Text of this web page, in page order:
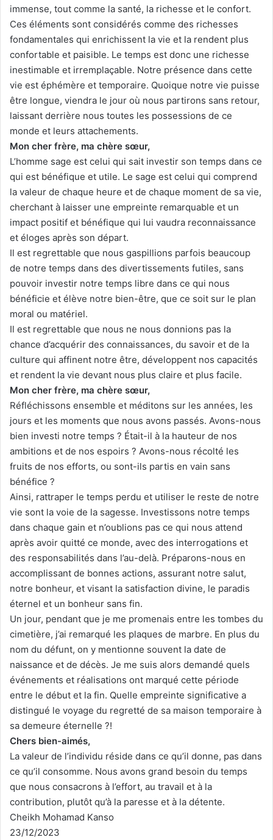
immense, tout comme la santé, la richesse et le confort.
Ces éléments sont considérés comme des richesses
fondamentales qui enrichissent la vie et la rendent plus
confortable et paisible. Le temps est donc une richesse
inestimable et irremplaçable. Notre présence dans cette
vie est éphémère et temporaire. Quoique notre vie puisse
être longue, viendra le jour où nous partirons sans retour,
laissant derrière nous toutes les possessions de ce
monde et leurs attachements.
Mon cher frère, ma chère sœur,
L’homme sage est celui qui sait investir son temps dans ce
qui est bénéfique et utile. Le sage est celui qui comprend
la valeur de chaque heure et de chaque moment de sa vie,
cherchant à laisser une empreinte remarquable et un
impact positif et bénéfique qui lui vaudra reconnaissance
et éloges après son départ.
Il est regrettable que nous gaspillions parfois beaucoup
de notre temps dans des divertissements futiles, sans
pouvoir investir notre temps libre dans ce qui nous
bénéficie et élève notre bien-être, que ce soit sur le plan
moral ou matériel.
Il est regrettable que nous ne nous donnions pas la
chance d’acquérir des connaissances, du savoir et de la
culture qui affinent notre être, développent nos capacités
et rendent la vie devant nous plus claire et plus facile.
Mon cher frère, ma chère sœur,
Réfléchissons ensemble et méditons sur les années, les
jours et les moments que nous avons passés. Avons-nous
bien investi notre temps ? Était-il à la hauteur de nos
ambitions et de nos espoirs ? Avons-nous récolté les
fruits de nos efforts, ou sont-ils partis en vain sans
bénéfice ?
Ainsi, rattraper le temps perdu et utiliser le reste de notre
vie sont la voie de la sagesse. Investissons notre temps
dans chaque gain et n’oublions pas ce qui nous attend
après avoir quitté ce monde, avec des interrogations et
des responsabilités dans l’au-delà. Préparons-nous en
accomplissant de bonnes actions, assurant notre salut,
notre bonheur, et visant la satisfaction divine, le paradis
éternel et un bonheur sans fin.
Un jour, pendant que je me promenais entre les tombes du
cimetière, j’ai remarqué les plaques de marbre. En plus du
nom du défunt, on y mentionne souvent la date de
naissance et de décès. Je me suis alors demandé quels
événements et réalisations ont marqué cette période
entre le début et la fin. Quelle empreinte significative a
distingué le voyage du regretté de sa maison temporaire à
sa demeure éternelle ?!
Chers bien-aimés,
La valeur de l’individu réside dans ce qu’il donne, pas dans
ce qu’il consomme. Nous avons grand besoin du temps
que nous consacrons à l’effort, au travail et à la
contribution, plutôt qu’à la paresse et à la détente.
Cheikh Mohamad Kanso
23/12/2023